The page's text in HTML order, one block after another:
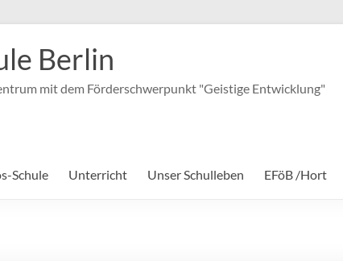
Berlin
mit dem Förderschwerpunkt "Geistige Entwicklung"
Schule Unterricht Unser Schulleben EFöB /Hort